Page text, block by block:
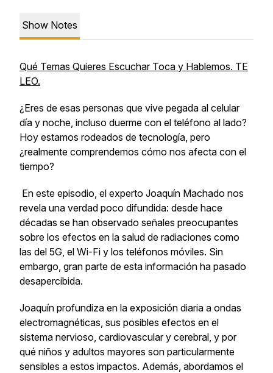
Show Notes
Qué Temas Quieres Escuchar Toca y Hablemos. TE
LEO.
¿Eres de esas personas que vive pegada al celular
día y noche, incluso duerme con el teléfono al lado?
Hoy estamos rodeados de tecnología, pero
¿realmente comprendemos cómo nos afecta con el
tiempo?
En este episodio, el experto Joaquín Machado nos
revela una verdad poco difundida: desde hace
décadas se han observado señales preocupantes
sobre los efectos en la salud de radiaciones como
las del 5G, el Wi-Fi y los teléfonos móviles. Sin
embargo, gran parte de esta información ha pasado
desapercibida.
Joaquín profundiza en la exposición diaria a ondas
electromagnéticas, sus posibles efectos en el
sistema nervioso, cardiovascular y cerebral, y por
qué niños y adultos mayores son particularmente
sensibles a estos impactos. Además, abordamos el